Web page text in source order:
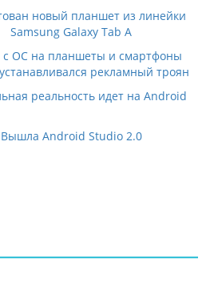
новый планшет из линейки
Samsung Galaxy Tab A
с ОС на планшеты и смартфоны
рекламный троян
реальность идет на Android
Вышла Android Studio 2.0